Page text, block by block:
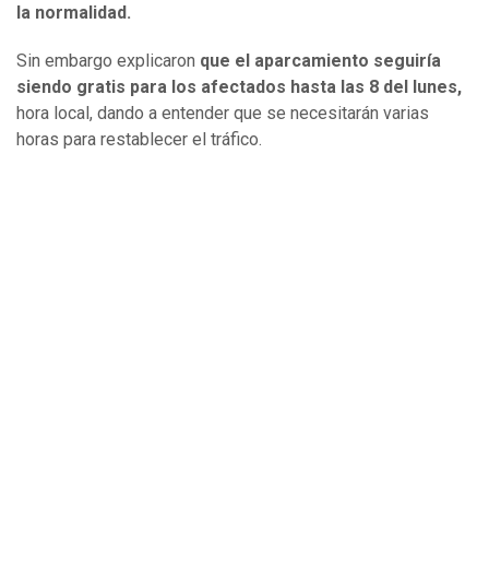
la normalidad.
Sin embargo explicaron que el aparcamiento seguiría
siendo gratis para los afectados hasta las 8 del lunes,
hora local, dando a entender que se necesitarán varias
horas para restablecer el tráfico.